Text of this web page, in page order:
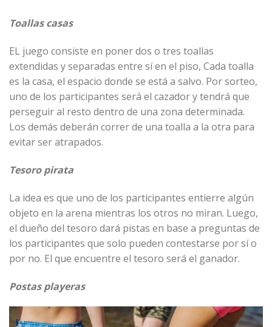
Toallas casas
EL juego consiste en poner dos o tres toallas
extendidas y separadas entre sí en el piso, Cada toalla
es la casa, el espacio donde se está a salvo. Por sorteo,
uno de los participantes será el cazador y tendrá que
perseguir al resto dentro de una zona determinada.
Los demás deberán correr de una toalla a la otra para
evitar ser atrapados.
Tesoro pirata
La idea es que uno de los participantes entierre algún
objeto en la arena mientras los otros no miran. Luego,
el dueño del tesoro dará pistas en base a preguntas de
los participantes que solo pueden contestarse por sí o
por no. El que encuentre el tesoro será el ganador.
Postas playeras